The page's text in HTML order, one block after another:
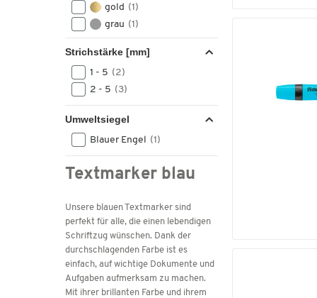
gold (1)
grau (1)
schwarz(1)
silber (1)
Strichstärke [mm]
1 - 5 (2)
2 - 5 (3)
Umweltsiegel
Blauer Engel (1)
Textmarker blau
Unsere blauen Textmarker sind
perfekt für alle, die einen lebendigen
Schriftzug wünschen. Dank der
durchschlagenden Farbe ist es
einfach, auf wichtige Dokumente und
Aufgaben aufmerksam zu machen.
Mit ihrer brillanten Farbe und ihrem